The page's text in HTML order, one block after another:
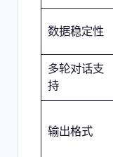
数据稳定性
多轮对话支
持
输出格式